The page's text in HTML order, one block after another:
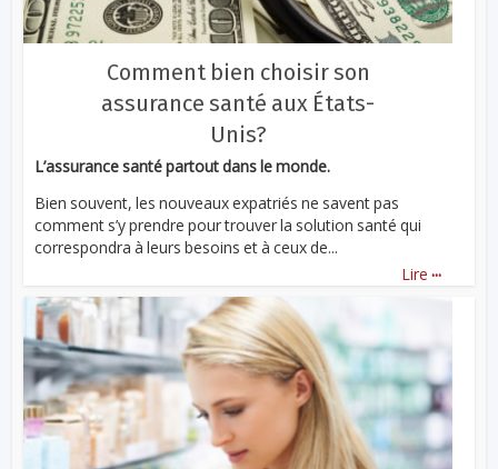
Comment bien choisir son
assurance santé aux États-
Unis?
L’assurance santé partout dans le monde.
Bien souvent, les nouveaux expatriés ne savent pas
comment s’y prendre pour trouver la solution santé qui
correspondra à leurs besoins et à ceux de...
Lire ...